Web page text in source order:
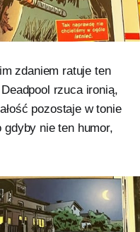
zdaniem ratuje ten
rzuca ironią,
pozostaje w tonie
nie ten humor,